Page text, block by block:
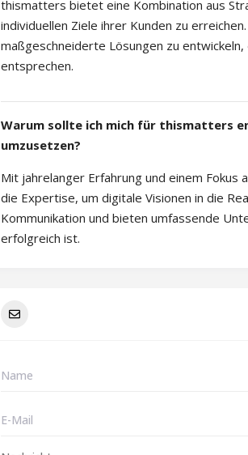
thismatters bietet eine Kombination aus
individuellen Ziele ihrer Kunden zu
maßgeschneiderte Lösungen zu
entsprechen.
Warum sollte ich mich für thismatters
umzusetzen?
Mit jahrelanger Erfahrung und einem
die Expertise, um digitale Visionen in die
Kommunikation und bieten umfassende
erfolgreich ist.